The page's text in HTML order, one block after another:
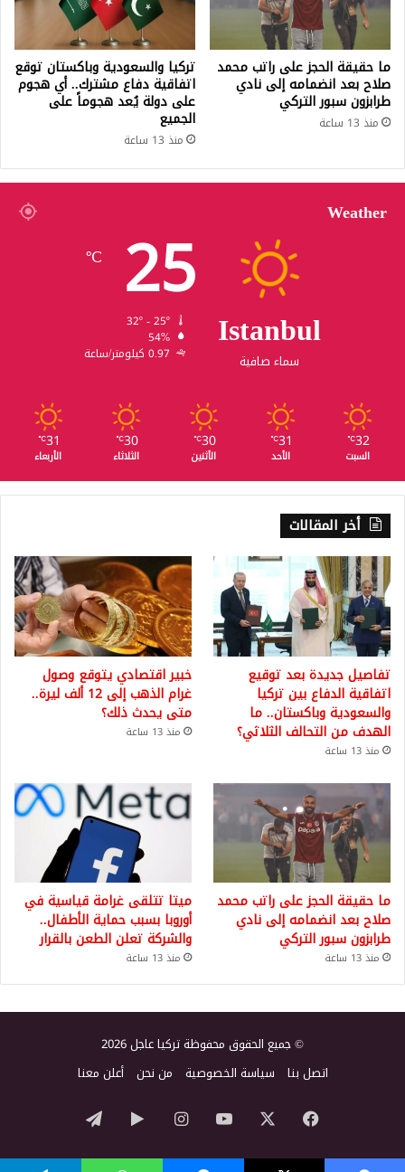
ما حقيقة الحجز على راتب محمد
صلاح بعد انضمامه إلى نادي
طرابزون سبور التركي
منذ 13 ساعة
تركيا والسعودية وباكستان توقع
اتفاقية دفاع مشترك.. أي هجوم
على دولة يُعد هجوماً على
الجميع
منذ 13 ساعة
Weather
Istanbul
سماء صافية
25
℃
54%
0.97 كيلومتر/ساعة
32
℃
السبت
31
℃
الأحد
30
℃
الأثنين
30
℃
الثلاثاء
31
℃
الأربعاء
أخر المقالات
تفاصيل جديدة بعد توقيع
اتفاقية الدفاع بين تركيا
والسعودية وباكستان.. ما
الهدف من التحالف الثلاثي؟
منذ 13 ساعة
خبير اقتصادي يتوقع وصول
غرام الذهب إلى 12 ألف ليرة..
متى يحدث ذلك؟
منذ 13 ساعة
ما حقيقة الحجز على راتب محمد
صلاح بعد انضمامه إلى نادي
طرابزون سبور التركي
منذ 13 ساعة
ميتا تتلقى غرامة قياسية في
أوروبا بسبب حماية الأطفال..
والشركة تعلن الطعن بالقرار
منذ 13 ساعة
© جميع الحقوق محفوظة تركيا عاجل 2026
اتصل بنا سياسة الخصوصية من نحن أعلن معنا
فيسبوك ‫YouTubeانستقرام‏Google
Play
تيلقرام